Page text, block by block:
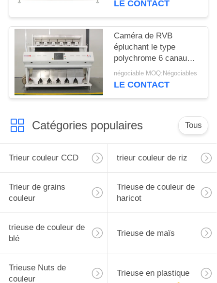
LE CONTACT
Caméra de RVB
épluchant le type
polychrome 6 canaux
de CCD de trieuse de
fèves de mung
négociable MOQ:Négociables
LE CONTACT
Catégories populaires Tous
Trieur couleur CCD trieur couleur de riz
Trieur de grains
couleur
Trieuse de couleur de
haricot
trieuse de couleur de
blé
Trieuse de maïs
Trieuse Nuts de
couleur
Trieuse en plastique